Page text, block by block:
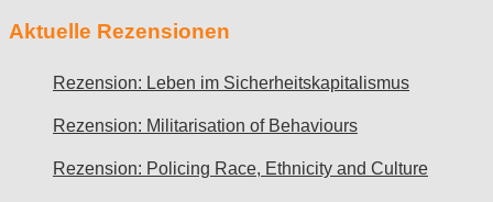
Aktuelle Rezensionen
Rezension: Leben im Sicherheitskapitalismus
Rezension: Militarisation of Behaviours
Rezension: Policing Race, Ethnicity and Culture